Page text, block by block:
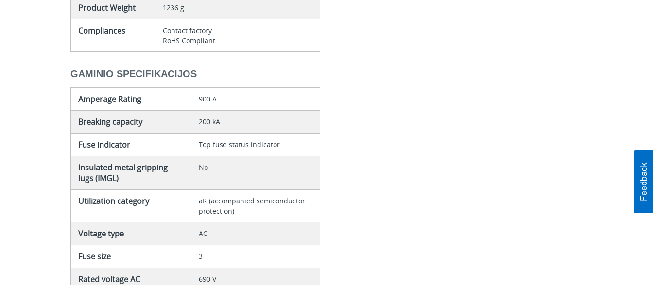
Product Weight 1236 g
Compliances
Contact factory
RoHS Compliant
GAMINIO SPECIFIKACIJOS
Amperage Rating 900 A
Breaking capacity 200 kA
Fuse indicator Top fuse status indicator
Insulated metal gripping
lugs (IMGL)
No
Utilization category
aR (accompanied semiconductor
protection)
Voltage type AC
Fuse size 3
Rated voltage AC 690 V